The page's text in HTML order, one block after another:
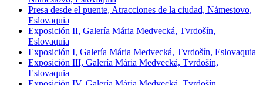
Presa desde el puente, Atracciones de la ciudad, Námestovo,
Eslovaquia
Exposición II, Galería Mária Medvecká, Tvrdošín,
Eslovaquia
Exposición I, Galería Mária Medvecká, Tvrdošín, Eslovaquia
Exposición III, Galería Mária Medvecká, Tvrdošín,
Eslovaquia